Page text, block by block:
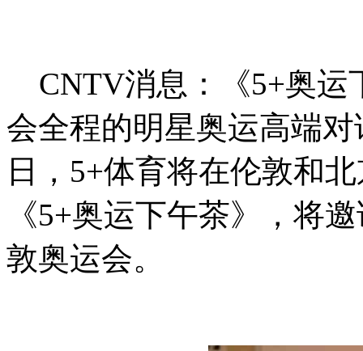
CNTV消息：《5+奥运
会全程的明星奥运高端
日，5+体育将在伦敦和
《5+奥运下午茶》，将
敦奥运会。